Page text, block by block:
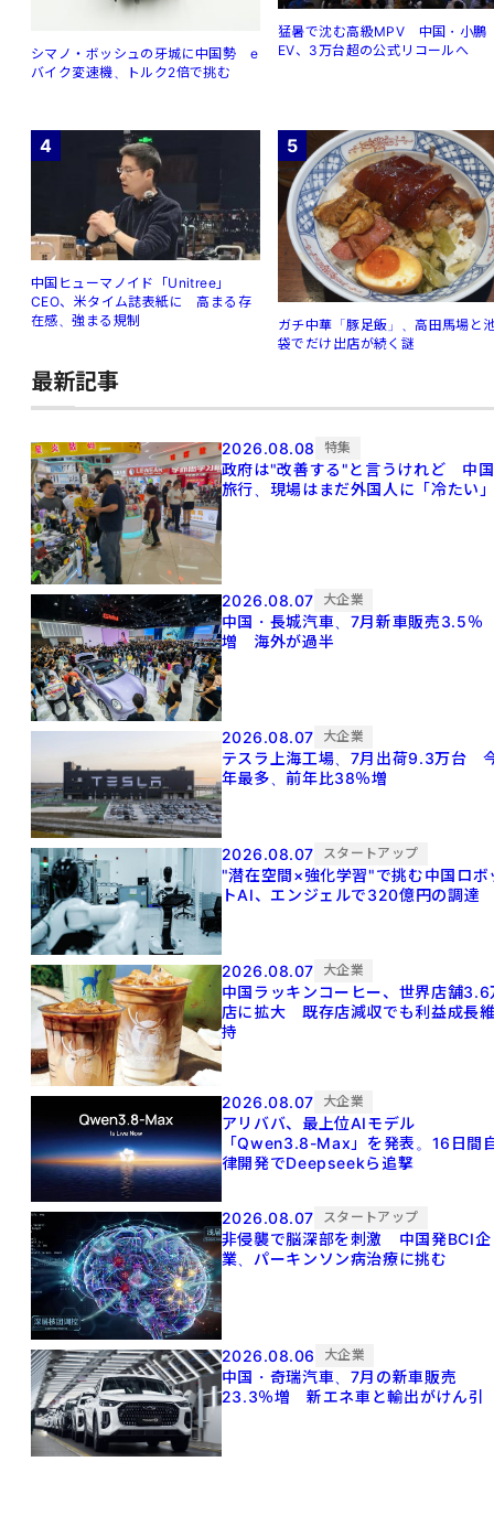
シマノ・ボッシュの牙城に中国勢 e
バイク変速機、トルク2倍で挑む
猛暑で沈む高級MPV 中国・小鵬
EV、3万台超の公式リコールへ
4
中国ヒューマノイド「Unitree」
CEO、米タイム誌表紙に 高まる存
在感、強まる規制
5
ガチ中華「豚足飯」、高田馬場と
袋でだけ出店が続く謎
最新記事
2026.08.08 特集
政府は"改善する"と言うけれど 中国
旅行、現場はまだ外国人に「冷たい
2026.08.07 大企業
中国・長城汽車、7月新車販売3.5％
増 海外が過半
2026.08.07 大企業
テスラ上海工場、7月出荷9.3万台
年最多、前年比38％増
2026.08.07 スタートアップ
"潜在空間×強化学習"で挑む中国ロボ
トAI、エンジェルで320億円の調達
2026.08.07 大企業
中国ラッキンコーヒー、世界店舗3.6
店に拡大 既存店減収でも利益成長
持
2026.08.07 大企業
アリババ、最上位AIモデル
「Qwen3.8-Max」を発表。16日間
律開発でDeepseekら追撃
2026.08.07 スタートアップ
非侵襲で脳深部を刺激 中国発BCI企
業、パーキンソン病治療に挑む
2026.08.06 大企業
中国・奇瑞汽車、7月の新車販売
23.3％増 新エネ車と輸出がけん引